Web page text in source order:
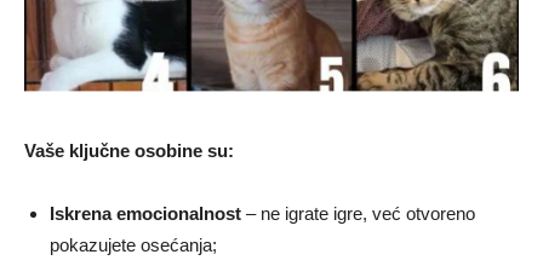
Vaše ključne osobine su:
Iskrena emocionalnost – ne igrate igre, već otvoreno
pokazujete osećanja;